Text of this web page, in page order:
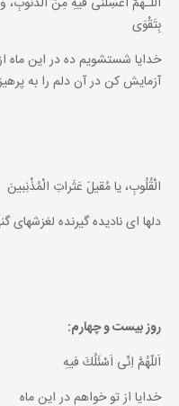
بِتَقْوَى
خدايا شستشويم ده در اين ماه
آزمايش كن در آن دلم را به
الْقُلُوبِ، يا مُقيلَ عَثَراتِ الْمُذْنِبينَ
دلها اى ناديده گيرنده لغزشهاى
روز بيست و چهارم:
اَللّهُمَّ اِنّى اَسْئَلُكَ فيهِ
خدايا از تو خواهم در اين ماه